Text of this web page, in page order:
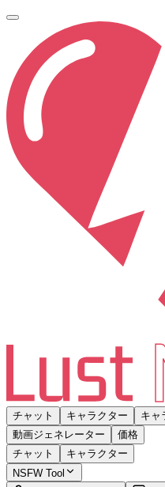
チャット キャラクター キャ
動画ジェネレーター
価格
チャット
キャラクター
NSFW Tool